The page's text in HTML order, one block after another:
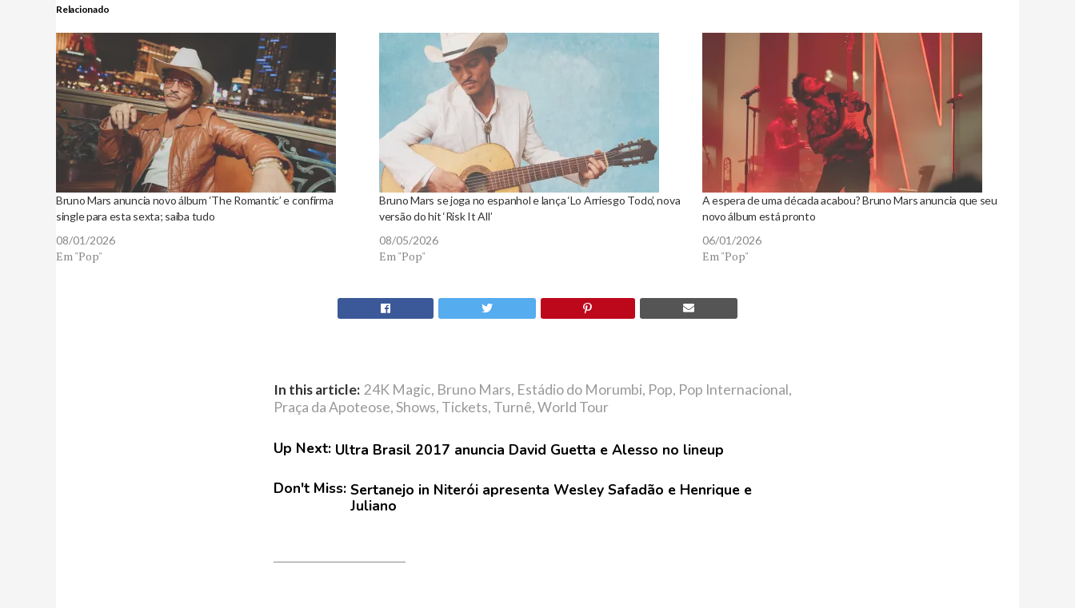
Relacionado
Bruno Mars anuncia novo álbum ‘The Romantic’ e confirma
single para esta sexta; saiba tudo
08/01/2026
Em "Pop"
Bruno Mars se joga no espanhol e lança ‘Lo Arriesgo Todo’, nova
versão do hit ‘Risk It All’
08/05/2026
Em "Pop"
A espera de uma década acabou? Bruno Mars anuncia que seu
novo álbum está pronto
06/01/2026
Em "Pop"
In this article: 24K Magic, Bruno Mars, Estádio do Morumbi, Pop, Pop Internacional,
Praça da Apoteose,Shows, Tickets, Turnê,World Tour
Up Next: Ultra Brasil 2017 anuncia David Guetta e Alesso no lineup
Don't Miss: Sertanejo in Niterói apresenta Wesley Safadão e Henrique e
Juliano